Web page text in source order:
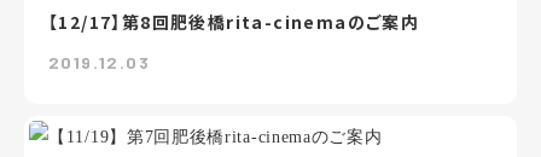
【12/17】第8回肥後橋rita-cinemaのご案内
2019.12.03